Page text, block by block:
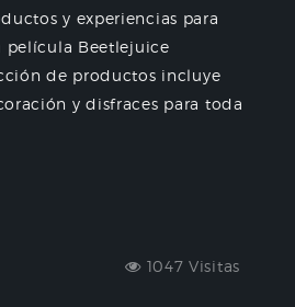
y experiencias para
película Beetlejuice
de productos incluye
y disfraces para toda
1047 Visitas